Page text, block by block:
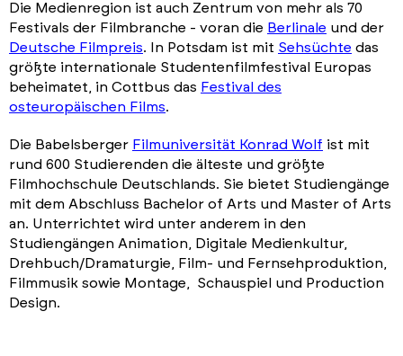
Die Medienregion ist auch Zentrum von mehr als 70
Festivals der Filmbranche - voran die Berlinale und der
Deutsche Filmpreis. In Potsdam ist mit Sehsüchte das
größte internationale Studentenfilmfestival Europas
beheimatet, in Cottbus das Festival des
osteuropäischen Films.
Die Babelsberger Filmuniversität Konrad Wolf ist mit
rund 600 Studierenden die älteste und größte
Filmhochschule Deutschlands. Sie bietet Studiengänge
mit dem Abschluss Bachelor of Arts und Master of Arts
an. Unterrichtet wird unter anderem in den
Studiengängen Animation, Digitale Medienkultur,
Drehbuch/Dramaturgie, Film- und Fernsehproduktion,
Filmmusik sowie Montage, Schauspiel und Production
Design.